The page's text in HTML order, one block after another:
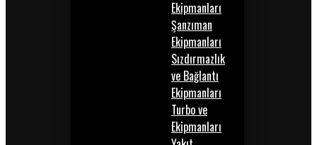
Ekipmanları
Şanzıman
Ekipmanları
Sızdırmazlık
ve Bağlantı
Ekipmanları
Turbo ve
Ekipmanları